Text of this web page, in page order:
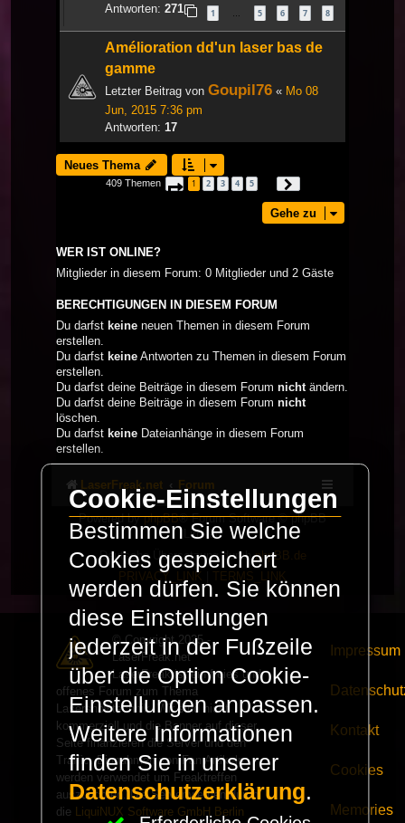
Antworten: 271 1 … 5 6 7 8
Amélioration dd'un laser bas de
gamme
Letzter Beitrag von Goupil76 « Mo 08
Jun, 2015 7:36 pm
Antworten: 17
Neues Thema
409 Themen Seite 1von 14
1 2 3 4 5
Gehe zu
WER IST ONLINE?
Mitglieder in diesem Forum: 0 Mitglieder und 2 Gäste
BERECHTIGUNGEN IN DIESEM FORUM
Du darfst keine neuen Themen in diesem Forum
erstellen.
Du darfst keine Antworten zu Themen in diesem Forum
erstellen.
Du darfst deine Beiträge in diesem Forum nichtändern.
Du darfst deine Beiträge in diesem Forum nicht
löschen.
Du darfst keine Dateianhänge in diesem Forum
erstellen.
LaserFreak.net Forum
Powered byphpBB® Forum Software © phpBB
Limited
Deutsche Übersetzung durchphpBB.de
PRIVACY_LINK
TERMS_LINK
© Copyright 2025 -
LaserFreak.net
LaserFreak ist ein freies und
offenes Forum zum Thema
Lasershowtechnik. Wir sind nicht
kommerziell und die Banner auf dieser
Seite finanzieren die Server und den
Traffic. Einnahmen von Fan Artikeln
werden verwendet um Freaktreffen
auszurichten. Die Server werden durch
die
LiquiNUX Software GmbH Berlin
Impressum
Kontakt
Cookies
Memories
Cookie-Einstellungen
Bestimmen Sie welche
Cookies gespeichert
werden dürfen. Sie können
diese Einstellungen
jederzeit in der Fußzeile
über die Option Cookie-
Einstellungen anpassen.
Weitere Informationen
finden Sie in unserer
Datenschutzerklärung.